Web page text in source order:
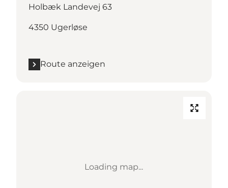
Holbæk Landevej 63
4350 Ugerløse
Route anzeigen
Loading map...